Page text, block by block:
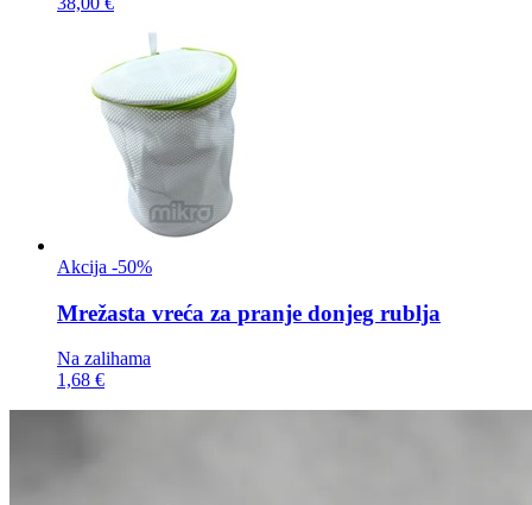
Akcija -50%
Mrežasta vreća za pranje donjeg rublja
Na zalihama
1,68 €